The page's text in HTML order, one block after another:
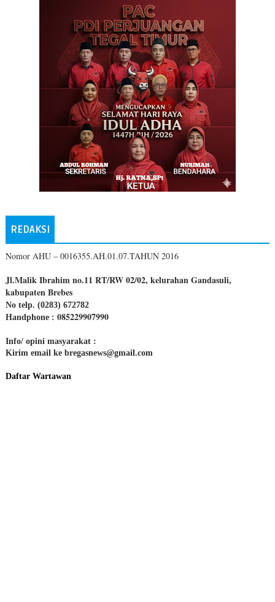
REDAKSI
Nomor AHU – 0016355.AH.01.07.TAHUN 2016
Jl.Malik Ibrahim no.11 RT/RW 02/02, kelurahan Gandasuli,
kabupaten Brebes
No telp. (0283) 672782
Handphone : 085229907990
Info/ opini masyarakat :
Kirim email ke bregasnews@gmail.com
Daftar Wartawan